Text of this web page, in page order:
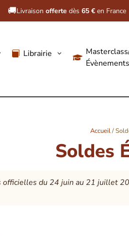
🚚Livraison offerte dès 65 € en France
 Librairie 3

Évènements
Accueil/
Soldes
du 24 juin au 21 juillet